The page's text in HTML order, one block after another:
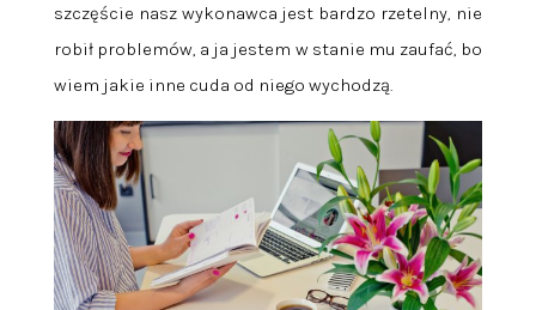
szczęście nasz wykonawca jest bardzo rzetelny, nie
robił problemów, a ja jestem w stanie mu zaufać, bo
wiem jakie inne cuda od niego wychodzą.